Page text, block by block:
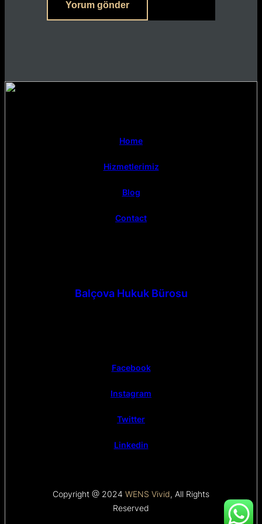
Home
Hizmetlerimiz
Blog
Contact
Balçova Hukuk Bürosu
Facebook
Instagram
Twitter
Linkedin
Copyright @ 2024 WENS Vivid, All Rights
Reserved